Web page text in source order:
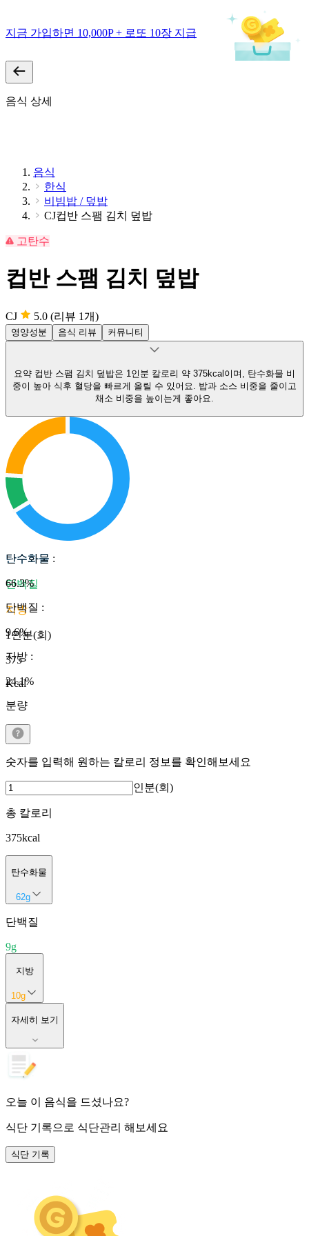
지금 가입하면 10,000P + 로또 10장 지급
음식 상세
음식
한식
비빔밥 / 덮밥
CJ컵반 스팸 김치 덮밥
고탄수
컵반 스팸 김치 덮밥
CJ 5.0 (리뷰 1개)
영양성분 음식 리뷰 커뮤니티
요약 컵반 스팸 김치 덮밥은 1인분 칼로리 약 375kcal이며, 탄수화물 비
중이 높아 식후 혈당을 빠르게 올릴 수 있어요. 밥과 소스 비중을 줄이고
채소 비중을 높이는게 좋아요.
탄수화물
단백질
지방
1인분(회)
375
Kcal
탄수화물 :
66.3%
단백질 :
9.6%
지방 :
24.1%
분량
숫자를 입력해 원하는 칼로리 정보를 확인해보세요
인분(회)
총 칼로리
375kcal
탄수화물
62g
단백질
9g
지방
10g
자세히 보기
오늘 이 음식을 드셨나요?
식단 기록으로 식단관리 해보세요
식단 기록